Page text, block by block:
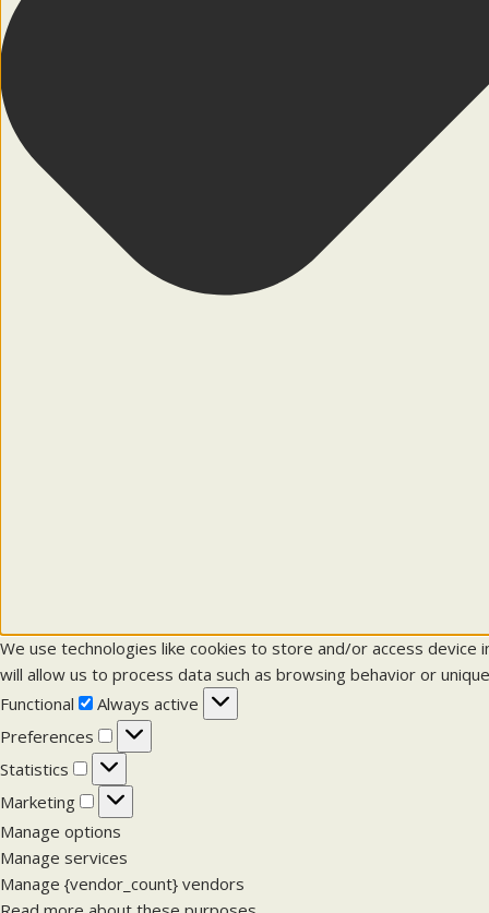
We use technologies like cookies to store and/or access
will allow us to process data such as browsing behavior or
Functional
F
u
n
i
o
n
Always active
Preferences
P
r
e
f
e
r
e
Statistics
t
a
t
i
s
Marketing
M
a
r
k
e
Manage options
Manage services
Manage {vendor_count} vendors